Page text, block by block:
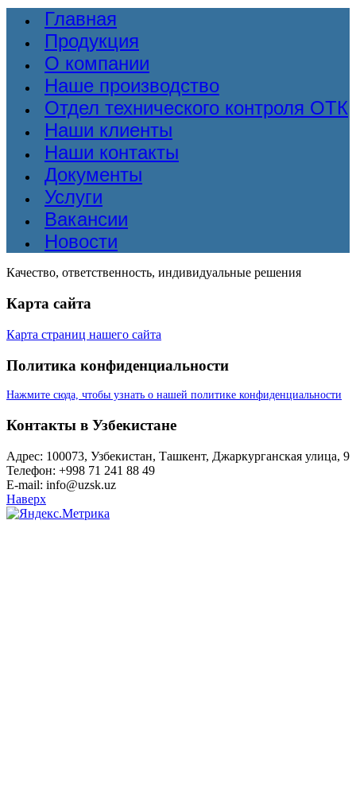
Главная
Продукция
О компании
Наше производство
Отдел технического контроля ОТК
Наши клиенты
Наши контакты
Документы
Услуги
Вакансии
Новости
Качество, ответственность, индивидуальные решения
Карта сайта
Карта страниц нашего сайта
Политика конфиденциальности
Нажмите сюда, чтобы узнать о нашей политике конфиденциальности
Контакты в Узбекистане
Адрес: 100073, Узбекистан, Ташкент, Джаркурганская улица, 9
Телефон: +998 71 241 88 49
E-mail: info@uzsk.uz
Наверх